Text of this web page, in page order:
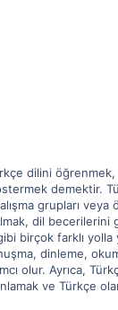
dilini
demektir.
grupları
dil
birçok farklı yolla
dinleme,
olur. Ayrıca,
ve Türkçe